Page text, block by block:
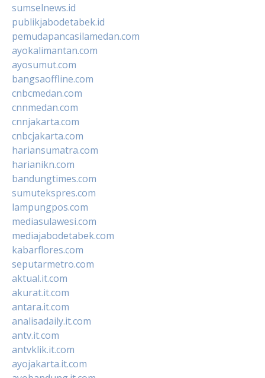
sumselnews.id
publikjabodetabek.id
pemudapancasilamedan.com
ayokalimantan.com
ayosumut.com
bangsaoffline.com
cnbcmedan.com
cnnmedan.com
cnnjakarta.com
cnbcjakarta.com
hariansumatra.com
harianikn.com
bandungtimes.com
sumutekspres.com
lampungpos.com
mediasulawesi.com
mediajabodetabek.com
kabarflores.com
seputarmetro.com
aktual.it.com
akurat.it.com
antara.it.com
analisadaily.it.com
antv.it.com
antvklik.it.com
ayojakarta.it.com